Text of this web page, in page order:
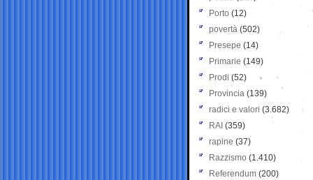
Porto (12)
povertà (502)
Presepe (14)
Primarie (149)
Prodi (52)
Provincia (139)
radici e valori (3.682)
RAI (359)
rapine (37)
Razzismo (1.410)
Referendum (200)